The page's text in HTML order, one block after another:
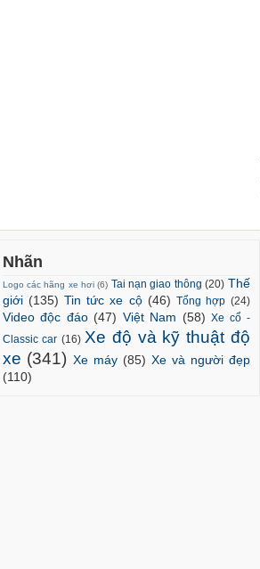
Nhãn
Logo các hãng xe hơi (6) Tai nạn giao thông (20) Thế
giới (135) Tin tức xe cộ (46) Tổng hợp (24)
Video độc đáo (47) Việt Nam (58) Xe cổ -
Classic car (16) Xe độ và kỹ thuật độ
xe (341) Xe máy (85) Xe và người đẹp
(110)